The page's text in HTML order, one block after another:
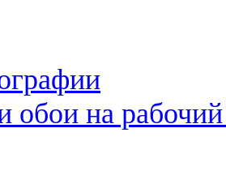
обои на